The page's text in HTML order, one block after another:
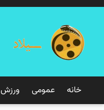
خانه عمومی ورزش